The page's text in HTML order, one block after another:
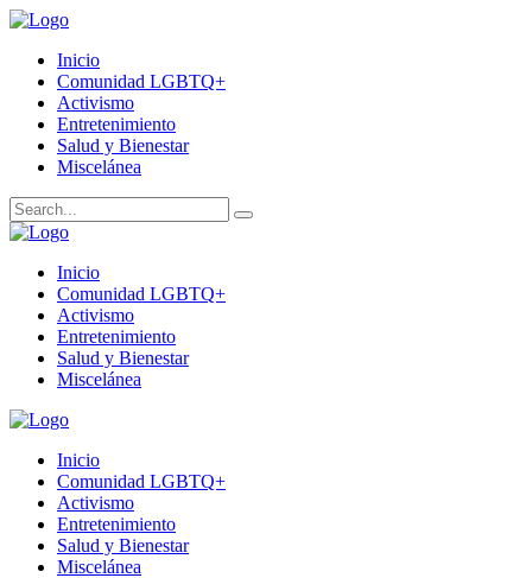
Inicio
Comunidad LGBTQ+
Activismo
Entretenimiento
Salud y Bienestar
Miscelánea
Inicio
Comunidad LGBTQ+
Activismo
Entretenimiento
Salud y Bienestar
Miscelánea
Inicio
Comunidad LGBTQ+
Activismo
Entretenimiento
Salud y Bienestar
Miscelánea